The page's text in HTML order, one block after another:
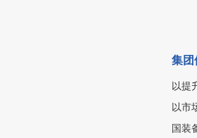
集团
以提
以市
国装